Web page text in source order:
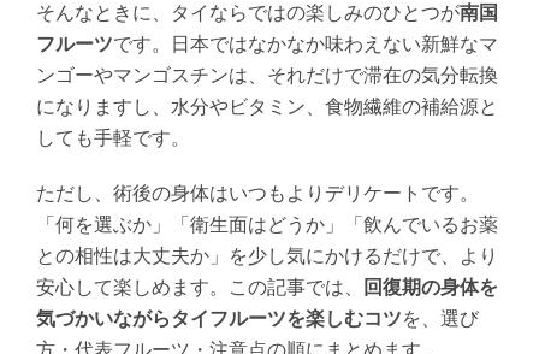
そんなときに、タイならではの楽しみのひとつが南国
フルーツです。日本ではなかなか味わえない新鮮なマ
ンゴーやマンゴスチンは、それだけで滞在の気分転換
になりますし、水分やビタミン、食物繊維の補給源と
しても手軽です。
ただし、術後の身体はいつもよりデリケートです。
「何を選ぶか」「衛生面はどうか」「飲んでいるお薬
との相性は大丈夫か」を少し気にかけるだけで、より
安心して楽しめます。この記事では、
回復期の身体を
気づかいながらタイフルーツを楽しむコツを、選び
方・代表フルーツ・注意点の順にまとめます。